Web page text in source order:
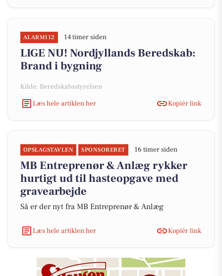
ALARM112 14 timer siden
LIGE NU! Nordjyllands Beredskab:
Brand i bygning
Kilde: Beredskabsstyrelsen
Læs hele artiklen her
Kopiér link
OPSLAGSTAVLEN SPONSORERET 16 timer siden
MB Entreprenør & Anlæg rykker
hurtigt ud til hasteopgave med
gravearbejde
Så er der nyt fra MB Entreprenør & Anlæg
Læs hele artiklen her Kopiér link